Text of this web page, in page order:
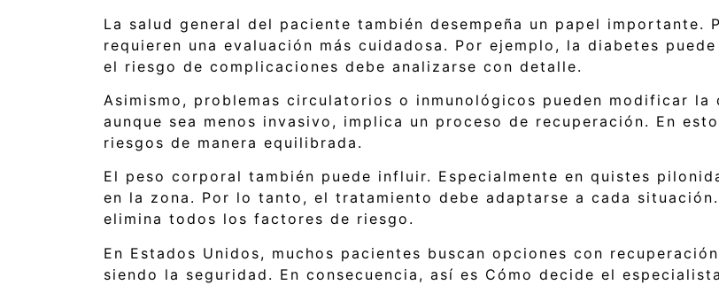
La salud general del paciente también desempeña un papel importante.
requieren una evaluación más cuidadosa. Por ejemplo, la diabetes
el riesgo de complicaciones debe analizarse con detalle.
Asimismo, problemas circulatorios o inmunológicos pueden modificar
aunque sea menos invasivo, implica un proceso de recuperación. En
riesgos de manera equilibrada.
El peso corporal también puede influir. Especialmente en quistes
en la zona. Por lo tanto, el tratamiento debe adaptarse a cada
elimina todos los factores de riesgo.
En Estados Unidos, muchos pacientes buscan opciones con
siendo la seguridad. En consecuencia, así es Cómo decide el